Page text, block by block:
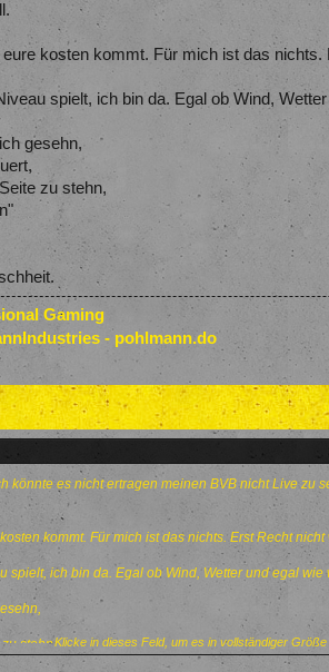
kosten kommt. Für mich ist das
spielt, ich bin da. Egal ob Wind,
gesehn,
zu stehn,
Gaming
- pohlmann.do
könnte es nicht ertragen meinen BVB nicht Live zu
kommt. Für mich ist das nichts. Erst Recht
spielt, ich bin da. Egal ob Wind, Wetter und egal wie
stehn,Klicke in dieses Feld, um es in vollständiger Größe